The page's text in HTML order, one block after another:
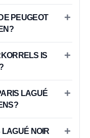
PEUGEOT
IS
LAGUÉ
LAGUÉ NOIR